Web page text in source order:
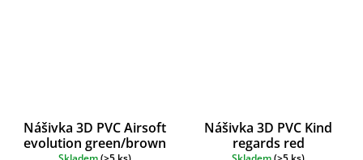
Nášivka 3D PVC Airsoft
evolution green/brown
Nášivka 3D PVC Kind
regards red